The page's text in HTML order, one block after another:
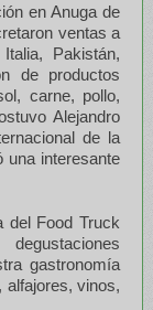
en Anuga de
ventas a
Pakistán,
de productos
carne, pollo,
Alejandro
de la
una interesante
del Food Truck
gastronomía
alfajores, vinos,